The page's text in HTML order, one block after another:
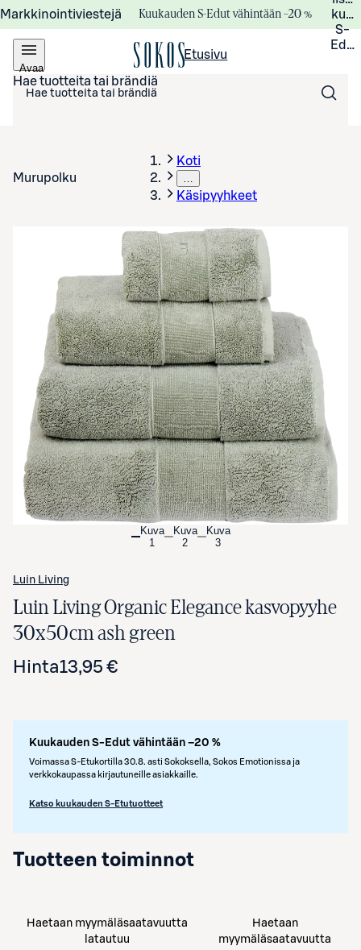
Markkinointiviestejä Kuukauden S-Edut vähintään –20 %
S-
Avaa
valikko
Etusivu
Hae tuotteita tai brändiä
Murupolku
Koti
…
Käsipyyhkeet
Avaa tuotekuva suurennettuna
Kuva
1
Kuva
2
Kuva
3
Luin Living
Luin Living Organic Elegance kasvopyyhe
30x50cm ash green
Hinta13,95 €
Kuukauden S-Edut vähintään –20 %
Voimassa S-Etukortilla 30.8. asti Sokoksella, Sokos Emotionissa ja
verkkokaupassa kirjautuneille asiakkaille.
Katso kuukauden S-Etutuotteet
Tuotteen toiminnot
Haetaan myymäläsaatavuutta
latautuu
Haetaan
myymäläsaatavuutta